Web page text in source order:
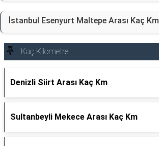
İstanbul Esenyurt Maltepe Arası Kaç Km
Kaç Kilometre
Denizli Siirt Arası Kaç Km
Sultanbeyli Mekece Arası Kaç Km